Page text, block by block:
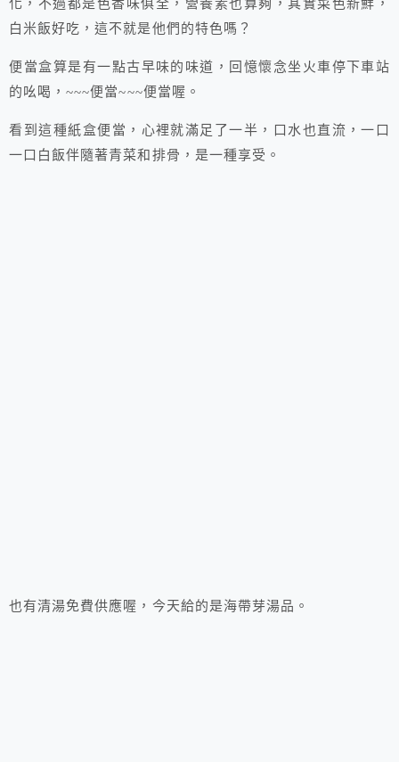
化，不過都是色香味俱全，營養素也算夠，其實菜色新鮮，
白米飯好吃，這不就是他們的特色嗎？
便當盒算是有一點古早味的味道，回憶懷念坐火車停下車站
的吆喝，~~~便當~~~便當喔。
看到這種紙盒便當，心裡就滿足了一半，口水也直流，一口
一口白飯伴隨著青菜和排骨，是一種享受。
也有清湯免費供應喔，今天給的是海帶芽湯品。